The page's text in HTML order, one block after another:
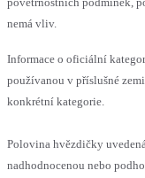
nemá vliv.
Informace o oficiální
používanou v příslušné
konkrétní kategorie.
Polovina hvězdičky
nadhodnocenou nebo